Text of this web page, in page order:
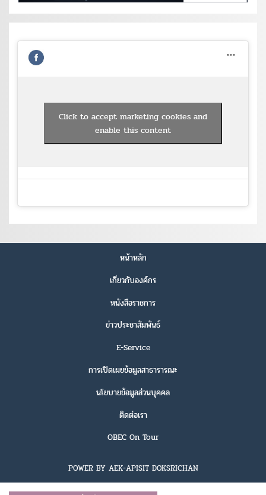
Click to accept marketing cookies and
enable this content
หน้าหลัก
เกี่ยวกับองค์กร
หนังสือราชการ
ข่าวประชาสัมพันธ์
E-Service
การเปิดเผยข้อมูลสาธารารณะ
นโยบายข้อมูลส่วนบุคคล
ติดต่อเรา
OBEC On Tour
POWER BY AEK-APISIT DOKSRICHAN